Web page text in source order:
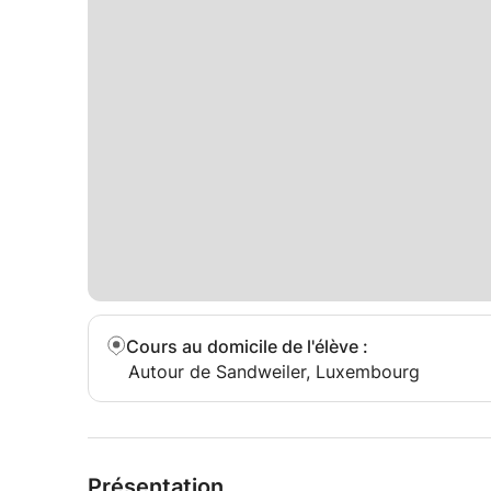
Cours au domicile de l'élève :
Autour de Sandweiler, Luxembourg